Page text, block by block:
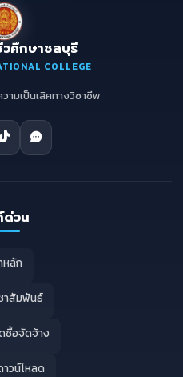
ศึกษาชลบุรี
COLLEGE
ามเป็นเลิศทางวิชาชีพ
ด่วน
หลัก
าสัมพันธ์
ซื้อจัดจ้าง
าวน์โหลด